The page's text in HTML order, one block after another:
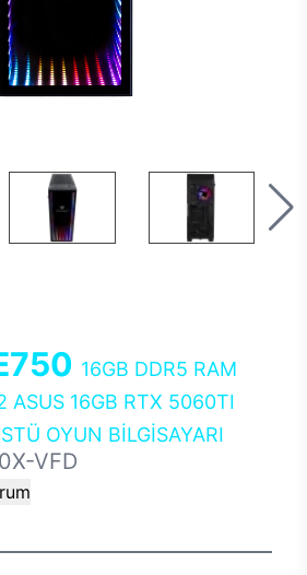
16GB DDR5 RAM
ASUS 16GB RTX 5060TI
OYUN BİLGİSAYARI
VFD